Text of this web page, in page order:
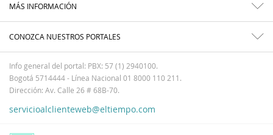
MÁS INFORMACIÓN
CONOZCA NUESTROS PORTALES
Info general del portal: PBX: 57 (1) 2940100.
Bogotá 5714444 - Línea Nacional 01 8000 110 211.
Dirección: Av. Calle 26 # 68B-70.
servicioalclienteweb@eltiempo.com